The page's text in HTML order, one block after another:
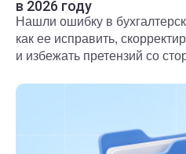
в 2026 году
Нашли ошибку в
как ее исправить,
и избежать претензий со